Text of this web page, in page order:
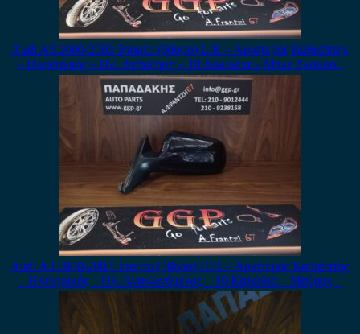
Audi A3 2000-2003 5πορτο (5θυρο) L/B – Αριστερός Καθρέπτης
– Ηλεκτρικός – Ηλ. Ανάκληση – 10 Καλώδια – Μπλε Σκούρο .
Audi A3 2000-2003 3πορτο (3θυρο) H/B – Αριστερός Καθρέπτης
– Ηλεκτρικός – Ηλ. Ανακλινόμενος – 10 Καλώδια – Μαύρος –